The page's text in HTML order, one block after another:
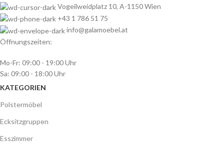
Vogeilweidplatz 10, A-1150 Wien
+43 1 786 51 75
info@galamoebel.at
Öffnungszeiten:
Mo-Fr: 09:00 - 19:00 Uhr
Sa: 09:00 - 18:00 Uhr
KATEGORIEN
Polstermöbel
Ecksitzgruppen
Esszimmer